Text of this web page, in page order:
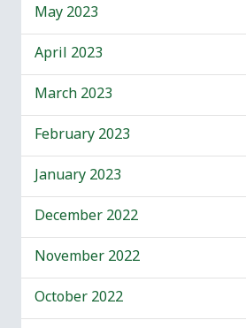
May 2023
April 2023
March 2023
February 2023
January 2023
December 2022
November 2022
October 2022